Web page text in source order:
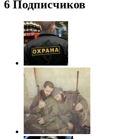
6 Подписчиков